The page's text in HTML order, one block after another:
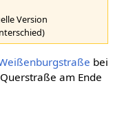
Version
bei
am Ende